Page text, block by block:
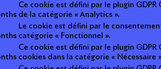
Ce cookie est défini par le plugin
de la catégorie « Analytics ».
Le cookie est défini par le
catégorie « Fonctionnel ».
Ce cookie est défini par le plugin
cookies dans la catégorie « Nécessaire